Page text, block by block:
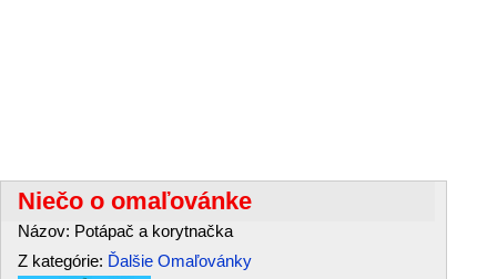
Niečo o omaľovánke
Názov: Potápač a korytnačka
Z kategórie: Ďalšie Omaľovánky